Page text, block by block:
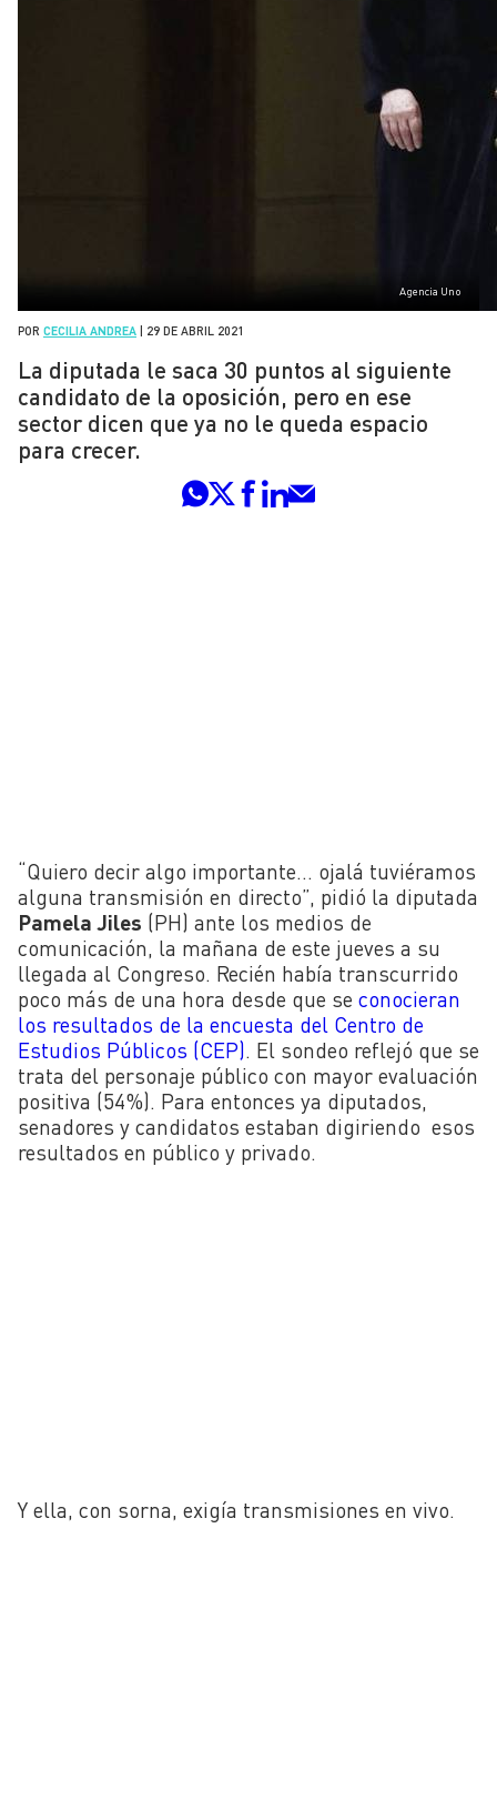
Agencia Uno
POR CECILIA ANDREA 29 DE ABRIL 2021
La diputada le saca 30 puntos al siguiente
candidato de la oposición, pero en ese
sector dicen que ya no le queda espacio
para crecer.
“Quiero decir algo importante… ojalá tuviéramos
alguna transmisión en directo”, pidió la diputada
Pamela Jiles (PH) ante los medios de
comunicación, la mañana de este jueves a su
llegada al Congreso. Recién había transcurrido
poco más de una hora desde que se conocieran
los resultados de la encuesta del Centro de
Estudios Públicos (CEP) . El sondeo reflejó que se
trata del personaje público con mayor evaluación
positiva (54%). Para entonces ya diputados,
senadores y candidatos estaban digiriendo esos
resultados en público y privado.
Y ella, con sorna, exigía transmisiones en vivo.